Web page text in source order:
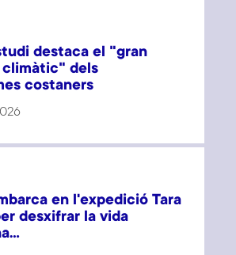
destaca el "gran
dels
costaners
en l'expedició Tara
desxifrar la vida